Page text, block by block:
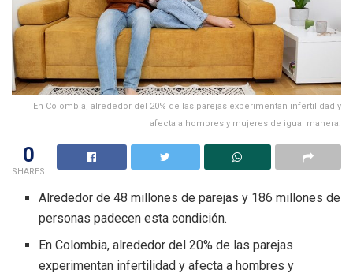
En Colombia, alrededor del 20% de las parejas experimentan infertilidad y
afecta a hombres y mujeres de igual manera.
0
SHARES
Alrededor de 48 millones de parejas y 186 millones de
personas padecen esta condición.
En Colombia, alrededor del 20% de las parejas
experimentan infertilidad y afecta a hombres y